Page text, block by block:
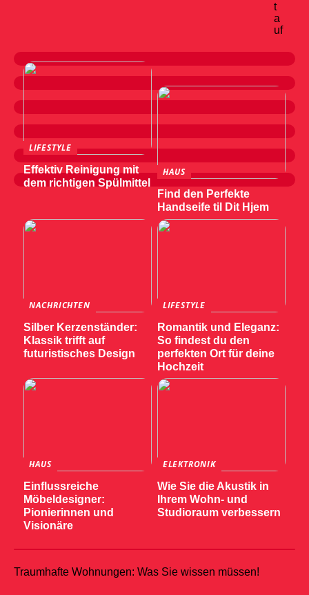
t
a
uf
LIFESTYLE
Effektiv Reinigung mit
dem richtigen Spülmittel
HAUS
Find den Perfekte
Handseife til Dit Hjem
NACHRICHTEN
Silber Kerzenständer:
Klassik trifft auf
futuristisches Design
LIFESTYLE
Romantik und Eleganz:
So findest du den
perfekten Ort für deine
Hochzeit
HAUS
Einflussreiche
Möbeldesigner:
Pionierinnen und
Visionäre
ELEKTRONIK
Wie Sie die Akustik in
Ihrem Wohn- und
Studioraum verbessern
Traumhafte Wohnungen: Was Sie wissen müssen!